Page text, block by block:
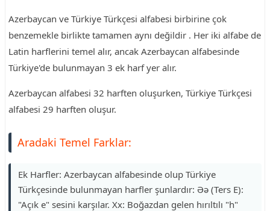
Azerbaycan ve Türkiye Türkçesi alfabesi birbirine çok
benzemekle birlikte tamamen aynı değildir . Her iki alfabe de
Latin harflerini temel alır, ancak Azerbaycan alfabesinde
Türkiye'de bulunmayan 3 ek harf yer alır.
Azerbaycan alfabesi 32 harften oluşurken, Türkiye Türkçesi
alfabesi 29 harften oluşur.
Aradaki Temel Farklar:
Ek Harfler: Azerbaycan alfabesinde olup Türkiye
Türkçesinde bulunmayan harfler şunlardır: Əə (Ters E):
"Açık e" sesini karşılar. Xx: Boğazdan gelen hırıltılı "h"